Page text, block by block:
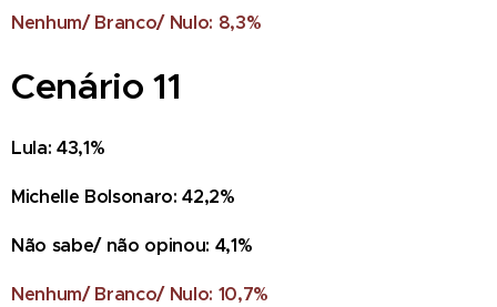
Nenhum/ Branco/ Nulo: 8,3%
Cenário 11
Lula: 43,1%
Michelle Bolsonaro: 42,2%
Não sabe/ não opinou: 4,1%
Nenhum/ Branco/ Nulo: 10,7%